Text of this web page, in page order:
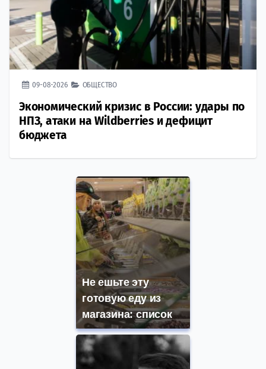
09-08-2026 ОБЩЕСТВО
Экономический кризис в России: удары по
НПЗ, атаки на Wildberries и дефицит
бюджета
Не ешьте эту
готовую еду из
магазина: список